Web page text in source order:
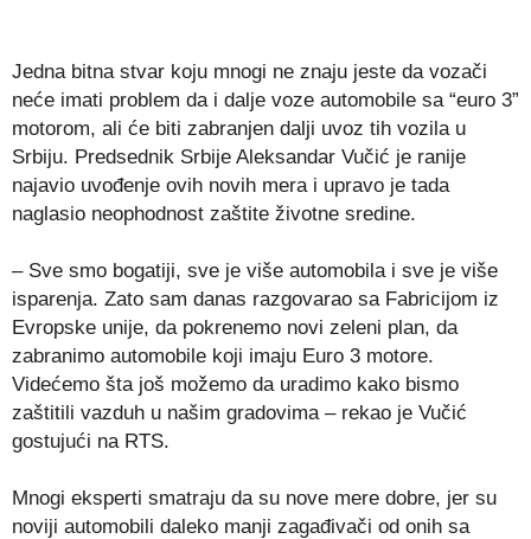
Jedna bitna stvar koju mnogi ne znaju jeste da vozači
neće imati problem da i dalje voze automobile sa “euro 3”
motorom, ali će biti zabranjen dalji uvoz tih vozila u
Srbiju. Predsednik Srbije Aleksandar Vučić je ranije
najavio uvođenje ovih novih mera i upravo je tada
naglasio neophodnost zaštite životne sredine.
– Sve smo bogatiji, sve je više automobila i sve je više
isparenja. Zato sam danas razgovarao sa Fabricijom iz
Evropske unije, da pokrenemo novi zeleni plan, da
zabranimo automobile koji imaju Euro 3 motore.
Videćemo šta još možemo da uradimo kako bismo
zaštitili vazduh u našim gradovima – rekao je Vučić
gostujući na RTS.
Mnogi eksperti smatraju da su nove mere dobre, jer su
noviji automobili daleko manji zagađivači od onih sa